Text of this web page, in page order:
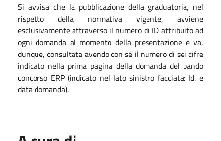
Si avvisa che la pubblicazione della graduatoria, nel
rispetto della normativa vigente, avviene
esclusivamente attraverso il numero di ID attribuito ad
ogni domanda al momento della presentazione e va,
dunque, consultata avendo con sé il numero di sei cifre
indicato nella prima pagina della domanda del bando
concorso ERP (indicato nel lato sinistro facciata: Id. e
data domanda).